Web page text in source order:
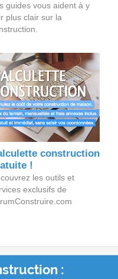
guides vous aident à y
plus clair sur la
construction
!
les outils et
exclusifs de
: